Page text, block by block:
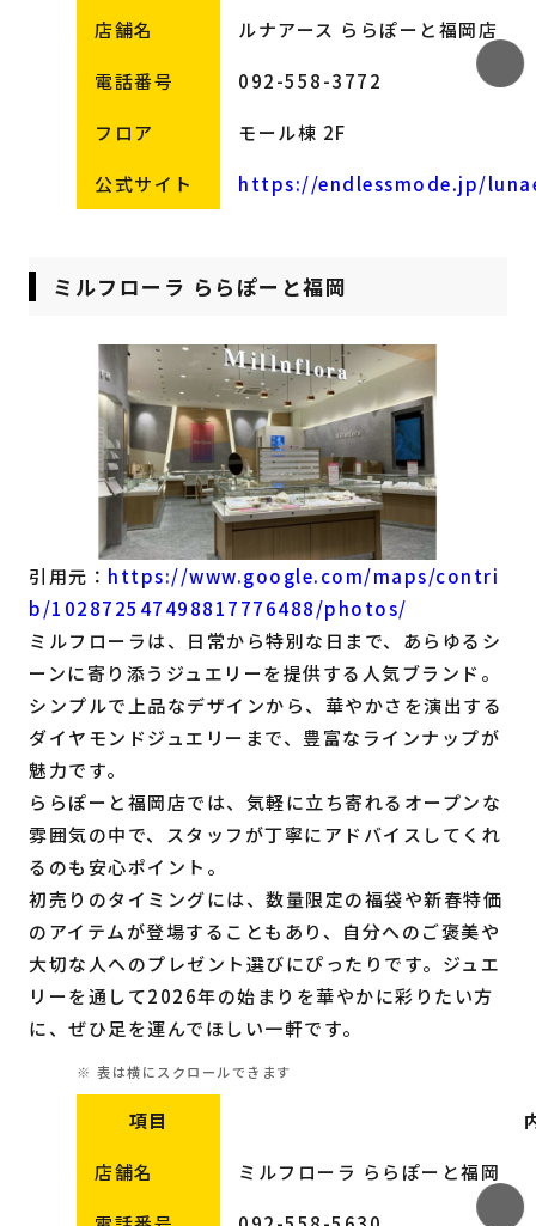
店舗名 ルナアース ららぽーと福岡店
電話番号 092-558-3772
フロア モール棟 2F
公式サイト https://endlessmode.jp/
ミルフローラ ららぽーと福岡
引用元： https://www.google.com/maps/contri
b/102872547498817776488/photos/
ミルフローラは、日常から特別な日まで、あらゆるシ
ーンに寄り添うジュエリーを提供する人気ブランド。
シンプルで上品なデザインから、華やかさを演出する
ダイヤモンドジュエリーまで、豊富なラインナップが
魅力です。
ららぽーと福岡店では、気軽に立ち寄れるオープンな
雰囲気の中で、スタッフが丁寧にアドバイスしてくれ
るのも安心ポイント。
初売りのタイミングには、数量限定の福袋や新春特価
のアイテムが登場することもあり、自分へのご褒美や
大切な人へのプレゼント選びにぴったりです。ジュエ
リーを通して2026年の始まりを華やかに彩りたい方
に、ぜひ足を運んでほしい一軒です。
項目
店舗名 ミルフローラ ららぽーと福岡